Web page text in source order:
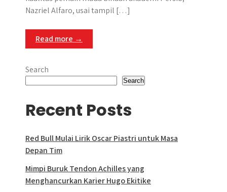
Nazriel Alfaro, usai tampil […]
Read more →
Search
Search
Recent Posts
Red Bull Mulai Lirik Oscar Piastri untuk Masa
Depan Tim
Mimpi Buruk Tendon Achilles yang
Menghancurkan Karier Hugo Ekitike